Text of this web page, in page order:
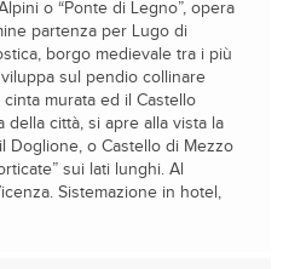
o “Ponte di Legno”, opera
partenza per Lugo di
borgo medievale tra i più
sul pendio collinare
murata ed il Castello
della città, si apre alla vista la
Doglione, o Castello di Mezzo
sui lati lunghi. Al
Sistemazione in hotel,